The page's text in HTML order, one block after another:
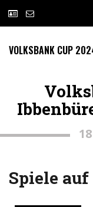
VOLKSBANK CUP
Spiele